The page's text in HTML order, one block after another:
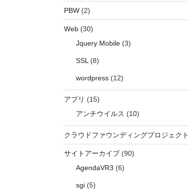
PBW(2)
Web(30)
Jquery Mobile(3)
SSL (8)
wordpress(12)
アプリ (15)
アンチウイルス (10)
クラウドファウンディングプロジェクト
サイトアーカイブ(90)
AgendaVR3 (6)
sgi(5)